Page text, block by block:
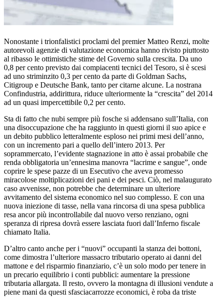
Nonostante i trionfalistici proclami del premier Matteo Renzi, molte
autorevoli agenzie di valutazione economica hanno rivisto piuttosto
al ribasso le ottimistiche stime del Governo sulla crescita. Da uno
0,8 per cento previsto dai compiacenti tecnici del Tesoro, si è scesi
ad uno striminzito 0,3 per cento da parte di Goldman Sachs,
Citigroup e Deutsche Bank, tanto per citarne alcune. La nostrana
Confindustria, addirittura, riduce ulteriormente la “crescita” del 2014
ad un quasi impercettibile 0,2 per cento.
Sta di fatto che nubi sempre più fosche si addensano sull’Italia, con
una disoccupazione che ha raggiunto in questi giorni il suo apice e
un debito pubblico letteralmente esploso nei primi mesi dell’anno,
con un incremento pari a quello dell’intero 2013. Per
soprammercato, l’evidente stagnazione in atto è assai probabile che
renda obbligatoria un’ennesima manovra “lacrime e sangue”, onde
coprire le spese pazze di un Esecutivo che aveva promesso
miracolose moltiplicazioni dei pani e dei pesci. Ciò, nel malaugurato
caso avvenisse, non potrebbe che determinare un ulteriore
avvitamento del sistema economico nel suo complesso. E con una
nuova iniezione di tasse, nella vana rincorsa di una spesa pubblica
resa ancor più incontrollabile dal nuovo verso renziano, ogni
speranza di ripresa dovrà essere lasciata fuori dall’Inferno fiscale
chiamato Italia.
D’altro canto anche per i “nuovi” occupanti la stanza dei bottoni,
come dimostra l’ulteriore massacro tributario operato ai danni del
mattone e del risparmio finanziario, c’è un solo modo per tenere in
un precario equilibrio i conti pubblici: aumentare la pressione
tributaria allargata. Il resto, ovvero la montagna di illusioni vendute a
piene mani da questi sfasciacarrozze economici, è roba da triste